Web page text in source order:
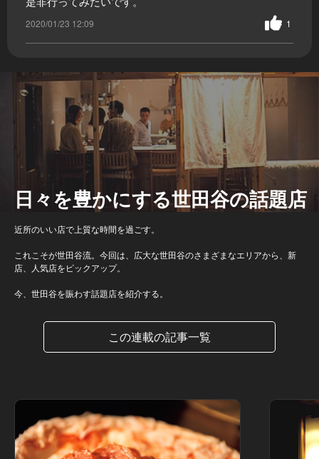
2020/01/23 12:09 1
日々を豊かにする世田谷の話題店
近所のいい店で上質な時間を過ごす。
これこそが世田谷流。今回は、広大な世田谷のさまざまなエリアから、新
店、人気店をピックアップ。
今、世田谷を賑わす話題店を紹介する。
この連載の記事一覧